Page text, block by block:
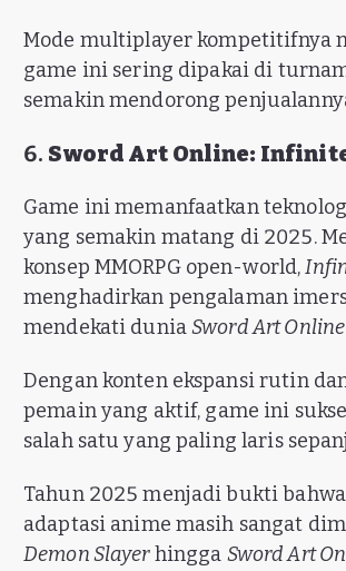
Mode multiplayer kompetitifnya
game ini sering dipakai di
semakin mendorong
6. Sword Art Online:
Game ini memanfaatkan
yang semakin matang di 2025.
konsep MMORPG open-world,
menghadirkan pengalaman
mendekati duniaSword Art Online
Dengan konten ekspansi rutin
pemain yang aktif, game ini
salah satu yang paling laris
Tahun 2025 menjadi bukti
adaptasi anime masih sangat
Demon Slayerhingga Sword Art